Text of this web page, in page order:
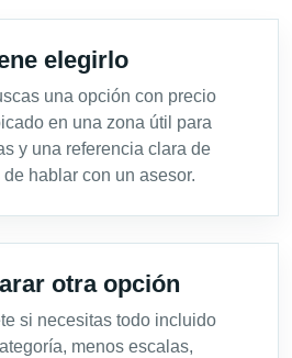
elegirlo
una opción con precio
en una zona útil para
y una referencia clara de
hablar con un asesor.
otra opción
si necesitas todo incluido
menos escalas,